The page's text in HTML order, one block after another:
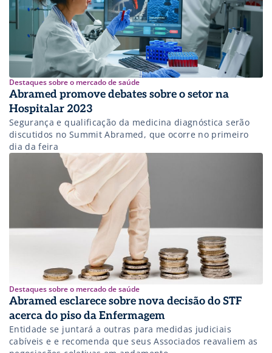
Destaques sobre o mercado de saúde
Abramed promove debates sobre o setor na
Hospitalar 2023
Segurança e qualificação da medicina diagnóstica serão
discutidos no Summit Abramed, que ocorre no primeiro
dia da feira
Destaques sobre o mercado de saúde
Abramed esclarece sobre nova decisão do STF
acerca do piso da Enfermagem
Entidade se juntará a outras para medidas judiciais
cabíveis e e recomenda que seus Associados reavaliem as